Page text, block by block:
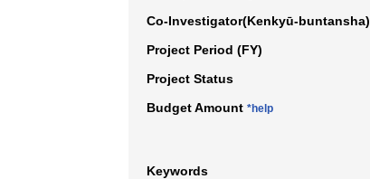
Co-Investigator(Kenkyū-buntansha)
Project Period (FY)
Project Status
Budget Amount *help
Keywords